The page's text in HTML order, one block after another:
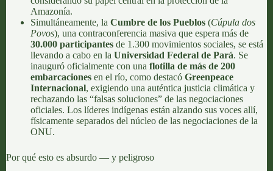
Amazonía.
Simultáneamente, la Cumbre de los Pueblos (Cúpula dos
Povos), una contraconferencia masiva que espera más de
30.000 participantes de 1.300 movimientos sociales, se está
llevando a cabo en la Universidad Federal de Pará. Se
inauguró oficialmente con una flotilla de más de 200
embarcaciones en el río, como destacó Greenpeace
Internacional, exigiendo una auténtica justicia climática y
rechazando las “falsas soluciones” de las negociaciones
oficiales. Los líderes indígenas están alzando sus voces allí,
físicamente separados del núcleo de las negociaciones de la
ONU.
Por qué esto es absurdo — y peligroso